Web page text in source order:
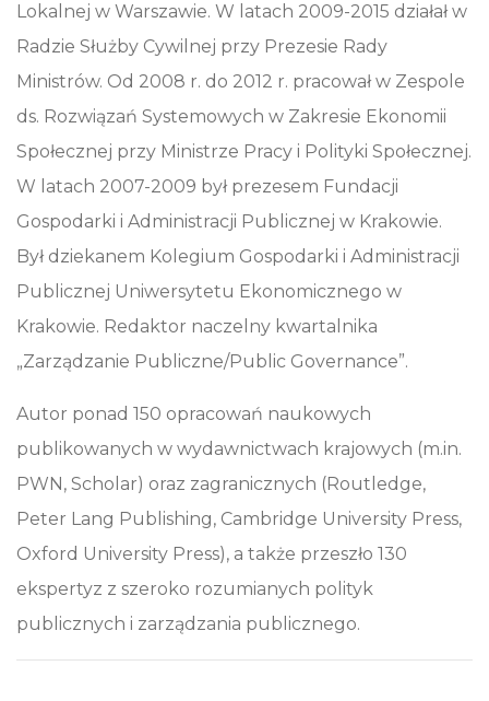
Lokalnej w Warszawie. W latach 2009-2015 działał w
Radzie Służby Cywilnej przy Prezesie Rady
Ministrów. Od 2008 r. do 2012 r. pracował w Zespole
ds. Rozwiązań Systemowych w Zakresie Ekonomii
Społecznej przy Ministrze Pracy i Polityki Społecznej.
W latach 2007-2009 był prezesem Fundacji
Gospodarki i Administracji Publicznej w Krakowie.
Był dziekanem Kolegium Gospodarki i Administracji
Publicznej Uniwersytetu Ekonomicznego w
Krakowie. Redaktor naczelny kwartalnika
„Zarządzanie Publiczne/Public Governance”.
Autor ponad 150 opracowań naukowych
publikowanych w wydawnictwach krajowych (m.in.
PWN, Scholar) oraz zagranicznych (Routledge,
Peter Lang Publishing, Cambridge University Press,
Oxford University Press), a także przeszło 130
ekspertyz z szeroko rozumianych polityk
publicznych i zarządzania publicznego.